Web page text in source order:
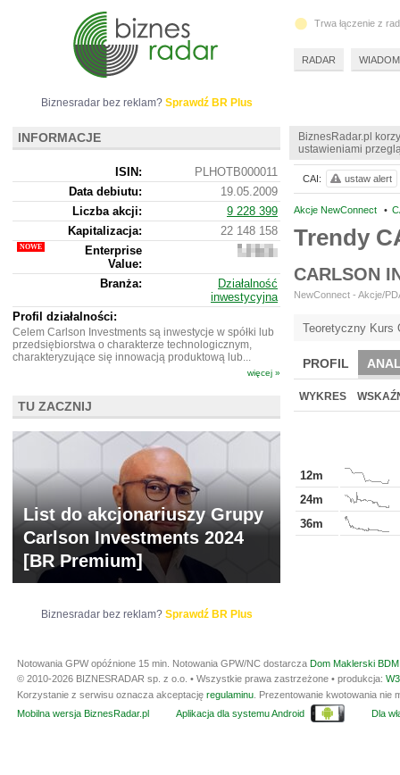
BiznesRadar.pl
ustawieniami
Akcje NewConnect •
Trendy
CARLSON
NewConnect - Akcje/
Teoretyczny Kurs
PROFIL
BR LAB
WYKRES
12m
24m
36m
CAI: ustaw alert
Biznesradar bez reklam? Sprawdź BR Plus
INFORMACJE
ISIN:
PLHOTB000011
Data debiutu:
19.05.2009
Liczba akcji:
9 228 399
Kapitalizacja:
22 148 158
Enterprise
Value:
158
Branża:
Działalność
inwestycyjna
Profil działalności:
Celem Carlson Investments są inwestycje w spółki lub
przedsiębiorstwa o charakterze technologicznym,
charakteryzujące się innowacją produktową lub...
więcej »
TU ZACZNIJ
List do akcjonariuszy Grupy
Carlson Investments 2024
[BR Premium]
Biznesradar bez reklam? Sprawdź BR Plus
Trwa łączenie z
RADAR
Notowania GPW opóźnione 15 min. Notowania GPW/NC dostarcza Dom Maklerski
© 2010-2026 BIZNESRADAR sp. z o.o. • Wszystkie prawa zastrzeżone • produkcja:
Korzystanie z serwisu oznacza akceptację regulaminu . Prezentowanie kwotowania
Mobilna wersja BiznesRadar.pl
Aplikacja dla systemu Android Dla